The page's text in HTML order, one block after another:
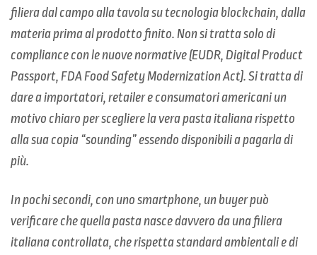
filiera dal campo alla tavola su tecnologia blockchain, dalla
materia prima al prodotto finito. Non si tratta solo di
compliance con le nuove normative (EUDR, Digital Product
Passport, FDA Food Safety Modernization Act). Si tratta di
dare a importatori, retailer e consumatori americani un
motivo chiaro per scegliere la vera pasta italiana rispetto
alla sua copia “sounding” essendo disponibili a pagarla di
più.
In pochi secondi, con uno smartphone, un buyer può
verificare che quella pasta nasce davvero da una filiera
italiana controllata, che rispetta standard ambientali e di